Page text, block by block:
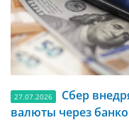
27.07.2026
Сбер
валюты через